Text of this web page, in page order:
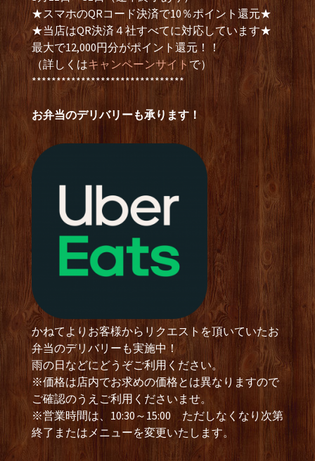
★スマホのQRコード決済で10％ポイント還元★
★当店はQR決済４社すべてに対応しています★
最大で12,000円分がポイント還元！！
（詳しくはキャンペーンサイト で）
*******************************
お弁当のデリバリーも承ります！
かねてよりお客様からリクエストを頂いていたお
弁当のデリバリーも実施中！
雨の日などにどうぞご利用ください。
※価格は店内でお求めの価格とは異なりますので
ご確認のうえご利用くださいませ。
※営業時間は、10:30～15:00 ただしなくなり次第
終了またはメニューを変更いたします。